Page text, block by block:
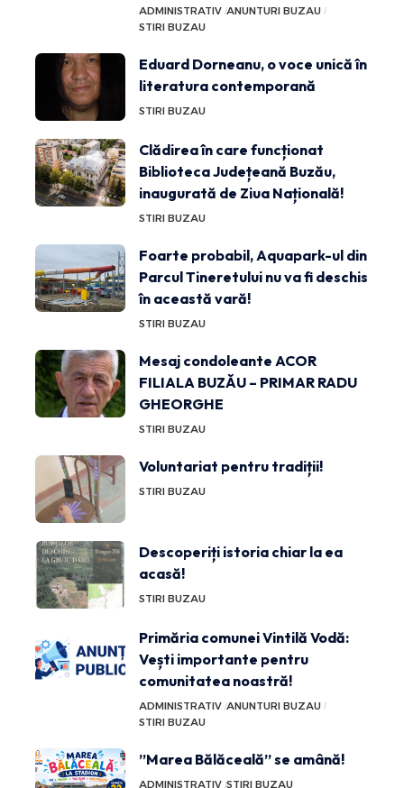
ADMINISTRATIV ANUNTURI BUZAU
STIRI BUZAU
Eduard Dorneanu, o voce unică în
literatura contemporană
STIRI BUZAU
Clădirea în care funcționat
Biblioteca Județeană Buzău,
inaugurată de Ziua Națională!
STIRI BUZAU
Foarte probabil, Aquapark-ul din
Parcul Tineretului nu va fi deschis
în această vară!
STIRI BUZAU
Mesaj condoleante ACOR
FILIALA BUZĂU – PRIMAR RADU
GHEORGHE
STIRI BUZAU
Voluntariat pentru tradiții!
STIRI BUZAU
Descoperiți istoria chiar la ea
acasă!
STIRI BUZAU
Primăria comunei Vintilă Vodă:
Vești importante pentru
comunitatea noastră!
ADMINISTRATIV ANUNTURI BUZAU
STIRI BUZAU
”Marea Bălăceală” se amână!
ADMINISTRATIV STIRI BUZAU